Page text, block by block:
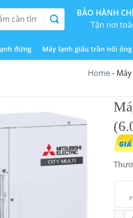
BẢO HÀNH
Tận nơi
đứng Máy lạnh giấu trần nối
Home-
Máy